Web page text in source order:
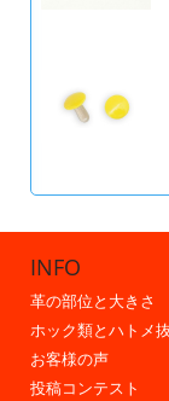
INFO
革の部位と大きさ
ホック類とハトメ
お客様の声
投稿コンテスト